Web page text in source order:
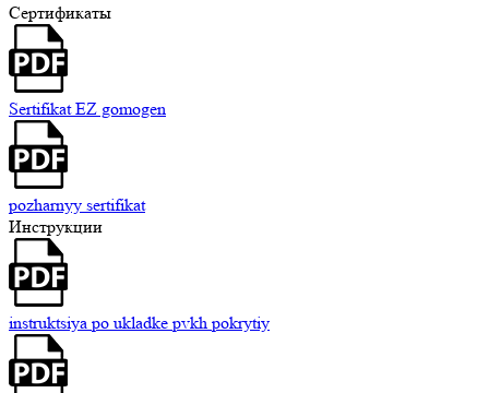
Сертификаты
Sertifikat EZ gomogen
pozharnyy sertifikat
Инструкции
instruktsiya po ukladke pvkh pokrytiy